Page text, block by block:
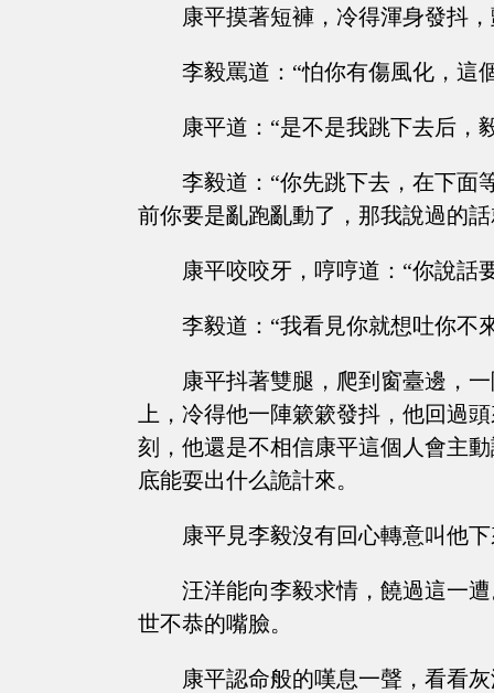
康平摸著短褲，冷得渾身發抖
李毅罵道：“怕你有傷風化，這
康平道：“是不是我跳下去后，
李毅道：“你先跳下去，在下面
前你要是亂跑亂動了，那我說過的
康平咬咬牙，哼哼道：“你說話
李毅道：“我看見你就想吐你不
康平抖著雙腿，爬到窗臺邊，
上，冷得他一陣簌簌發抖，他回過
刻，他還是不相信康平這個人會主
底能耍出什么詭計來。
康平見李毅沒有回心轉意叫他
汪洋能向李毅求情，饒過這一
世不恭的嘴臉。
康平認命般的嘆息一聲，看看